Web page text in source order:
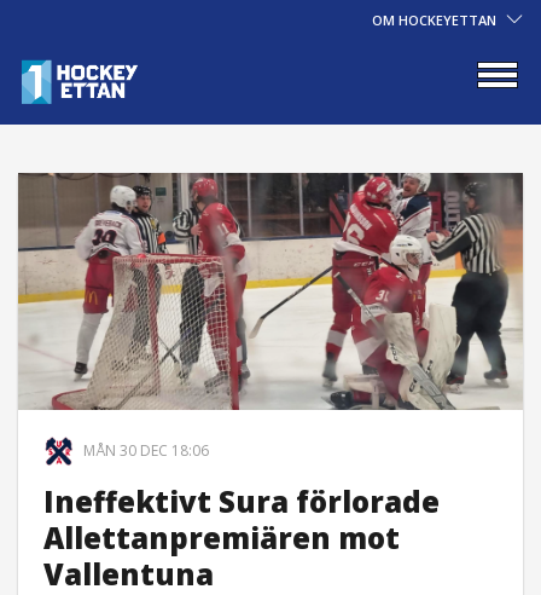
OM HOCKEYETTAN
MÅN 30 DEC 18:06
Ineffektivt Sura förlorade
Allettanpremiären mot
Vallentuna